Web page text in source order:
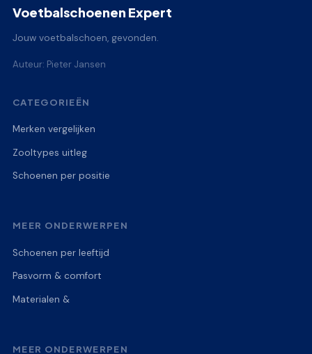
Voetbalschoenen Expert
Jouw voetbalschoen, gevonden.
Auteur: Pieter Jansen
CATEGORIEËN
Merken vergelijken
Zooltypes uitleg
Schoenen per positie
MEER ONDERWERPEN
Schoenen per leeftijd
Pasvorm & comfort
Materialen &
MEER ONDERWERPEN